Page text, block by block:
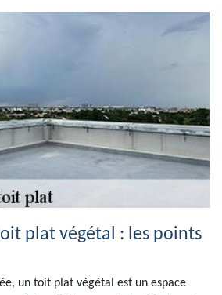
plat végétal : les points
un toit plat végétal est un espace